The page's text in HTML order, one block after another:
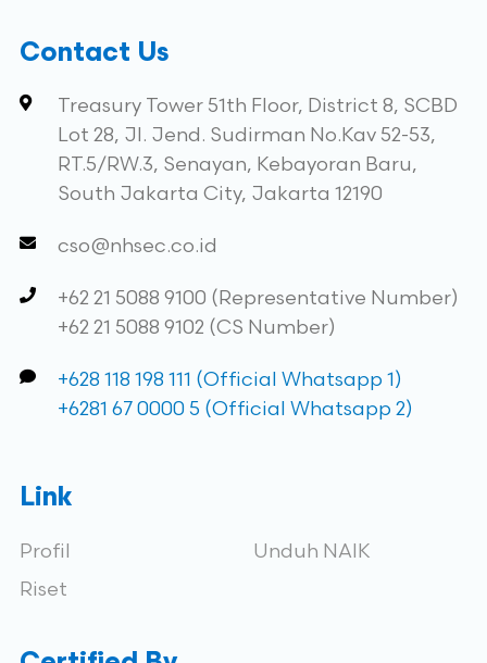
Contact Us
Treasury Tower 51th Floor, District 8, SCBD
Lot 28, Jl. Jend. Sudirman No.Kav 52-53,
RT.5/RW.3, Senayan, Kebayoran Baru,
South Jakarta City, Jakarta 12190
cso@nhsec.co.id
+62 21 5088 9100 (Representative Number)
+62 21 5088 9102 (CS Number)
+628 118 198 111 (Official Whatsapp 1)
+6281 67 0000 5 (Official Whatsapp 2)
Link
Profil
Riset
Unduh NAIK